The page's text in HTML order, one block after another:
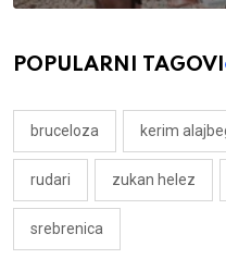
POPULARNI TAGOVI
bruceloza kerim
rudari zukan helez
srebrenica